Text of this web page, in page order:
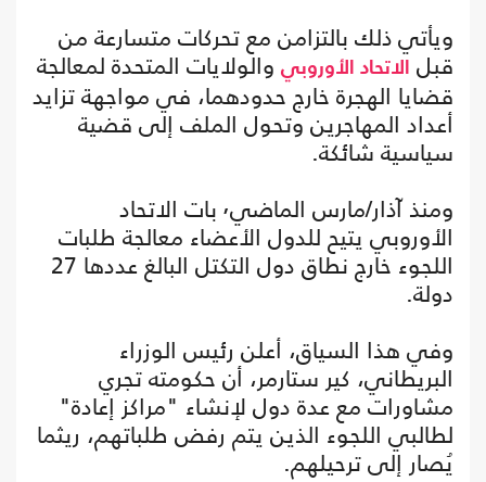
ويأتي ذلك بالتزامن مع تحركات متسارعة من
قبل الاتحاد الأوروبي والولايات المتحدة لمعالجة
قضايا الهجرة خارج حدودهما، في مواجهة تزايد
أعداد المهاجرين وتحول الملف إلى قضية
سياسية شائكة.
ومنذ آذار/مارس الماضي٬ بات الاتحاد
الأوروبي يتيح للدول الأعضاء معالجة طلبات
اللجوء خارج نطاق دول التكتل البالغ عددها 27
دولة.
وفي هذا السياق، أعلن رئيس الوزراء
البريطاني، كير ستارمر، أن حكومته تجري
مشاورات مع عدة دول لإنشاء "مراكز إعادة"
لطالبي اللجوء الذين يتم رفض طلباتهم، ريثما
يُصار إلى ترحيلهم.